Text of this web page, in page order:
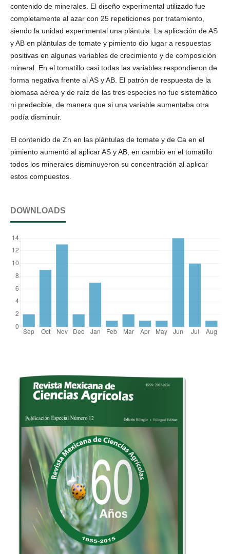
contenido de minerales. El diseño experimental utilizado fue
completamente al azar con 25 repeticiones por tratamiento,
siendo la unidad experimental una plántula. La aplicación de AS
y AB en plántulas de tomate y pimiento dio lugar a respuestas
positivas en algunas variables de crecimiento y de composición
mineral. En el tomatillo casi todas las variables respondieron de
forma negativa frente al AS y AB. El patrón de respuesta de la
biomasa aérea y de raíz de las tres especies no fue sistemático
ni predecible, de manera que si una variable aumentaba otra
podía disminuir.
El contenido de Zn en las plántulas de tomate y de Ca en el
pimiento aumentó al aplicar AS y AB, en cambio en el tomatillo
todos los minerales disminuyeron su concentración al aplicar
estos compuestos.
DOWNLOADS